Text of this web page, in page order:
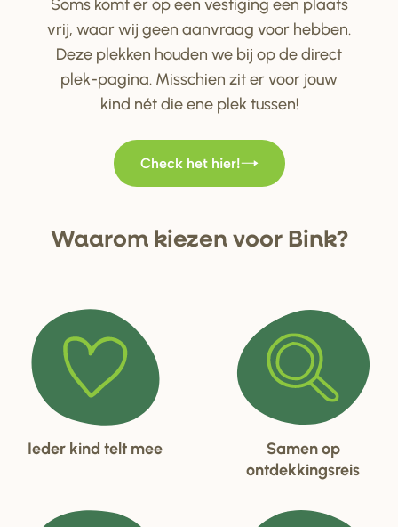
vrij, waar wij geen aanvraag voor hebben.
Deze plekken houden we bij op de direct
plek-pagina. Misschien zit er voor jouw
kind nét die ene plek tussen!
Check het hier!
Waarom kiezen voorBink?
Ieder kind telt mee
Samen op
ontdekkingsreis